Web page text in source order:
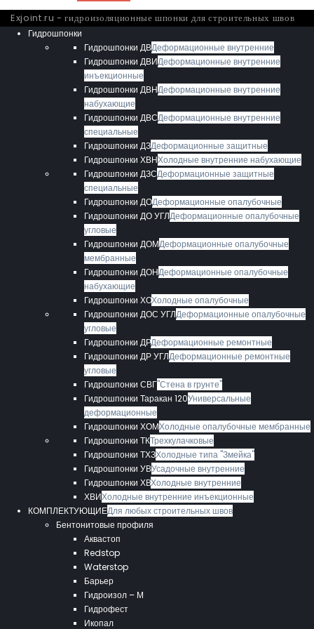
Exjoint.ru - гидроизоляционные шпонки для строительных швов
Гидрошпонки
Гидрошпонки ДВДеформационные внутренние
Гидрошпонки ДВИДеформационные внутренние
инъекционные
Гидрошпонки ДВНДеформационные внутренние
набухающие
Гидрошпонки ДВСДеформационные внутренние
специальные
Гидрошпонки ДЗДеформационные защитные
Гидрошпонки ХВНХолодные внутренние набухающие
Гидрошпонки ДЗСДеформационные защитные
специальные
Гидрошпонки ДОДеформационные опалубочные
Гидрошпонки ДО УГЛДеформационные опалубочные
угловые
Гидрошпонки ДОМДеформационные опалубочные
мембранные
Гидрошпонки ДОНДеформационные опалубочные
набухающие
Гидрошпонки ХОХолодные опалубочные
Гидрошпонки ДОС УГЛДеформационные опалубочные
угловые
Гидрошпонки ДРДеформационные ремонтные
Гидрошпонки ДР УГЛДеформационные ремонтные
угловые
Гидрошпонки СВГ"Стена в грунте"
Гидрошпонки Таракан 120Универсальные
деформационные
Гидрошпонки ХОМХолодные опалубочные мембранные
Гидрошпонки ТКТрехкулачковые
Гидрошпонки ТХЗХолодные типа "Змейка"
Гидрошпонки УВУсадочные внутренние
Гидрошпонки ХВХолодные внутренние
ХВИХолодные внутренние инъекционные
КОМПЛЕКТУЮЩИЕДля любых строительных швов
Бентонитовые профиля
Аквастоп
Redstop
Waterstop
Барьер
Гидроизол – М
Гидрофест
Икопал